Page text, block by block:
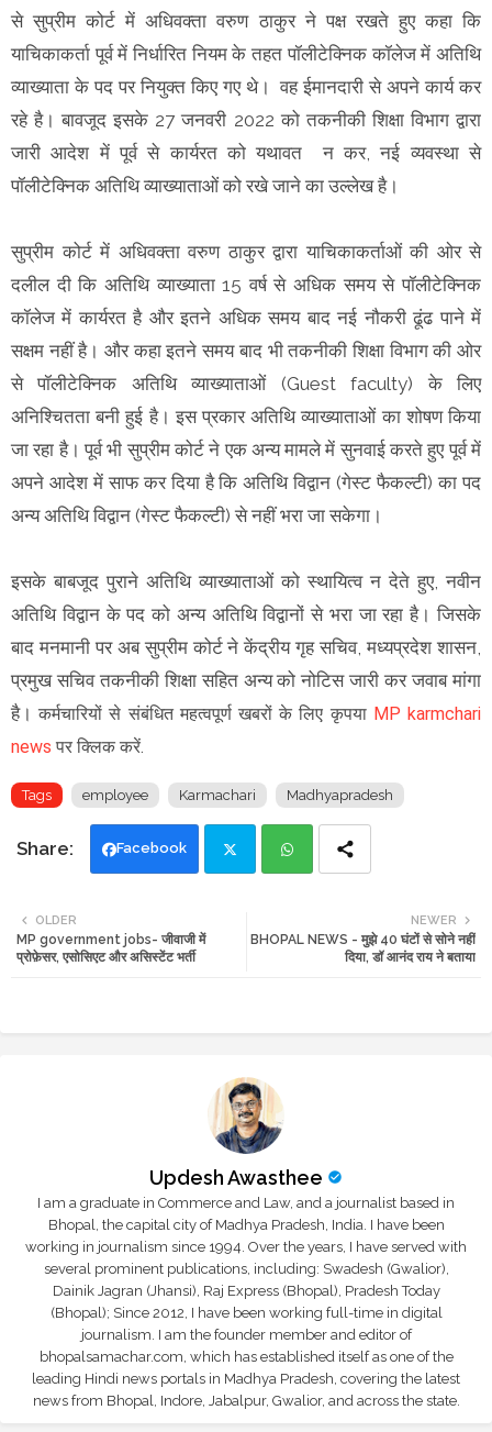
से सुप्रीम कोर्ट में अधिवक्ता वरुण ठाकुर ने पक्ष रखते हुए कहा कि
याचिकाकर्ता पूर्व में निर्धारित नियम के तहत पॉलीटेक्निक कॉलेज में अतिथि
व्याख्याता के पद पर नियुक्त किए गए थे। वह ईमानदारी से अपने कार्य कर
रहे है। बावजूद इसके 27 जनवरी 2022 को तकनीकी शिक्षा विभाग द्वारा
जारी आदेश में पूर्व से कार्यरत को यथावत न कर, नई व्यवस्था से
पॉलीटेक्निक अतिथि व्याख्याताओं को रखे जाने का उल्लेख है।
सुप्रीम कोर्ट में अधिवक्ता वरुण ठाकुर द्वारा याचिकाकर्ताओं की ओर से
दलील दी कि अतिथि व्याख्याता 15 वर्ष से अधिक समय से पॉलीटेक्निक
कॉलेज में कार्यरत है और इतने अधिक समय बाद नई नौकरी ढूंढ पाने में
सक्षम नहीं है। और कहा इतने समय बाद भी तकनीकी शिक्षा विभाग की ओर
से पॉलीटेक्निक अतिथि व्याख्याताओं (Guest faculty) के लिए
अनिश्चितता बनी हुई है। इस प्रकार अतिथि व्याख्याताओं का शोषण किया
जा रहा है। पूर्व भी सुप्रीम कोर्ट ने एक अन्य मामले में सुनवाई करते हुए पूर्व में
अपने आदेश में साफ कर दिया है कि अतिथि विद्वान (गेस्ट फैकल्टी) का पद
अन्य अतिथि विद्वान (गेस्ट फैकल्टी) से नहीं भरा जा सकेगा।
इसके बाबजूद पुराने अतिथि व्याख्याताओं को स्थायित्व न देते हुए, नवीन
अतिथि विद्वान के पद को अन्य अतिथि विद्वानों से भरा जा रहा है। जिसके
बाद मनमानी पर अब सुप्रीम कोर्ट ने केंद्रीय गृह सचिव, मध्यप्रदेश शासन,
प्रमुख सचिव तकनीकी शिक्षा सहित अन्य को नोटिस जारी कर जवाब मांगा
है।कर्मचारियों से संबंधित महत्वपूर्ण खबरों के लिए कृपया MP karmchari
news पर क्लिक करें.
Tags employee Karmachari Madhyapradesh
Facebook
ats
NEWER
BHOPAL NEWS - मुझे 40 घंटों से सोने नहीं
दिया, डॉ आनंद राय ने बताया
OLDER
MP government jobs- जीवाजी में
प्रोफ़ेसर, एसोसिएट और असिस्टेंट भर्ती
Updesh Awasthee
I am a graduate in Commerce and Law, and a journalist based in
Bhopal, the capital city of Madhya Pradesh, India. I have been
working in journalism since 1994. Over the years, I have served with
several prominent publications, including: Swadesh (Gwalior),
Dainik Jagran (Jhansi), Raj Express (Bhopal), Pradesh Today
(Bhopal); Since 2012, I have been working full-time in digital
journalism. I am the founder member and editor of
bhopalsamachar.com, which has established itself as one of the
leading Hindi news portals in Madhya Pradesh, covering the latest
news from Bhopal, Indore, Jabalpur, Gwalior, and across the state.